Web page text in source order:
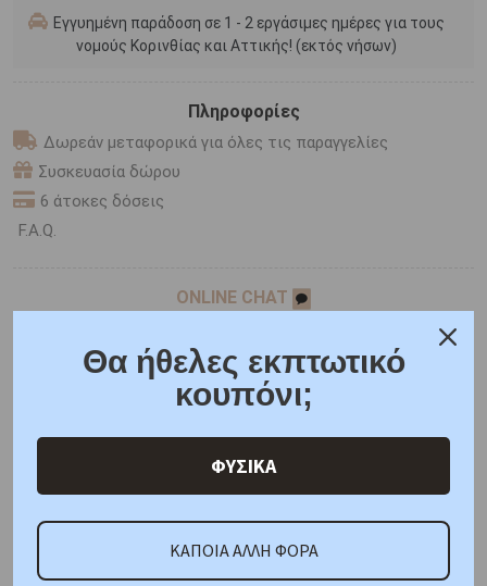
Εγγυημένη παράδοση σε 1 - 2 εργάσιμες ημέρες για τους
νομούς Κορινθίας και Αττικής! (εκτός νήσων)
Πληροφορίες
Δωρεάν μεταφορικά για όλες τις παραγγελίες
Συσκευασία δώρου
6 άτοκες δόσεις
F.A.Q.
ONLINE CHAT
Χαρακτηριστικά Ρολογιών
Ρωτήστε μας
ΚΑΤΟΠΙΝ ΠΑΡΑΓΓΕΛΙΑΣ
Θα ήθελες εκπτωτικό
κουπόνι;
ΦΥΣΙΚΑ
ΚΑΠΟΙΑ ΑΛΛΗ ΦΟΡΑ